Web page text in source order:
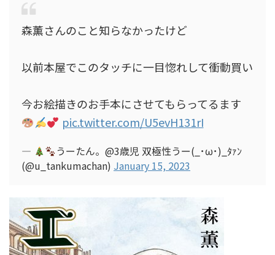
森薫さんのこと知らなかったけど
以前本屋でこのタッチに一目惚れして衝動買い
今お絵描きのお手本にさせてもらってるます
pic.twitter.com/U5evH131rI
—
うーたん。@3歳児 双極性うー(_･ω･)_ﾀｧﾝ
(@u_tankumachan) January 15, 2023